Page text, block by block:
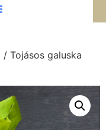
/ Tojásos galuska